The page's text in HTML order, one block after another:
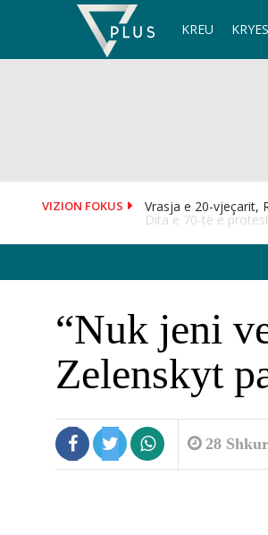
KREU
VIZION FOKUS Dita e 70-të e
“Nuk jeni
Zelenskyt
28